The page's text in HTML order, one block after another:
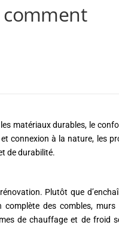
comment
matériaux durables, le
connexion à la nature, les
de durabilité.
Plutôt que
des combles, murs
de chauffage et de froid